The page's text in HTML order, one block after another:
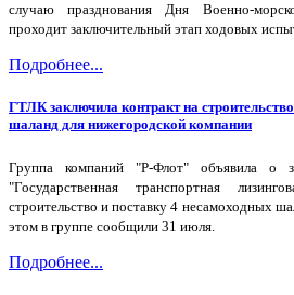
случаю празднования Дня Военно-
проходит заключительный этап ходовых
Подробнее...
ГТЛК заключила контракт на
шаланд для нижегородской компании
Группа компаний "Р-Флот" объявила о
"Государственная транспортная
строительство и поставку 4 несамоходных
этом в группе сообщили 31 июля.
Подробнее...